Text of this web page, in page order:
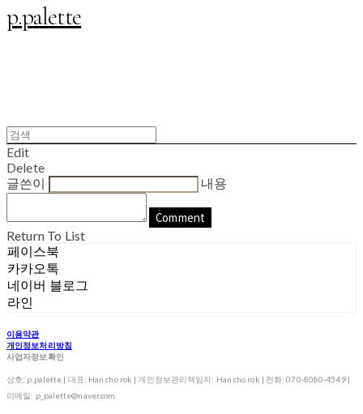
p.palette
Edit
Delete
글쓴이
내용
Comment
Return To List
페이스북
카카오톡
네이버 블로그
라인
이용약관
개인정보처리방침
사업자정보확인
상호: p.palette | 대표: Han cho rok | 개인정보관리책임자: Han cho rok | 전화: 070-8080-4549 |
이메일: p_palette@naver.com